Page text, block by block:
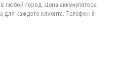
в любой город. Цена аккумулятора
для каждого клиента. Телефон 8-